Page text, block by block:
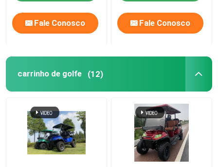
Fale Conosco Fale Conosco
carrinho de golfe (12)